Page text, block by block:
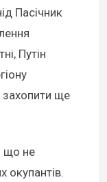
Пасічник
Путін
захопити ще
що не
окупантів.